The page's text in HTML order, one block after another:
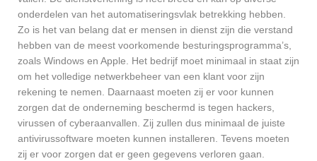
onderdelen van het automatiseringsvlak betrekking hebben.
Zo is het van belang dat er mensen in dienst zijn die verstand
hebben van de meest voorkomende besturingsprogramma’s,
zoals Windows en Apple. Het bedrijf moet minimaal in staat zijn
om het volledige netwerkbeheer van een klant voor zijn
rekening te nemen. Daarnaast moeten zij er voor kunnen
zorgen dat de onderneming beschermd is tegen hackers,
virussen of cyberaanvallen. Zij zullen dus minimaal de juiste
antivirussoftware moeten kunnen installeren. Tevens moeten
zij er voor zorgen dat er geen gegevens verloren gaan.